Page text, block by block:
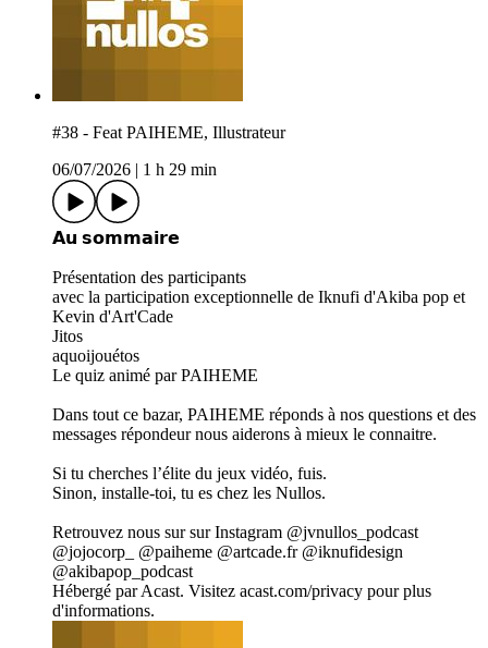
#38 - Feat PAIHEME, Illustrateur
06/07/2026
1 h 29 min
𝗔𝘂 𝘀𝗼𝗺𝗺𝗮𝗶𝗿𝗲
Présentation des participants
avec la participation exceptionnelle de Iknufi d'Akiba pop et
Kevin d'Art'Cade
Jitos
aquoijouétos
Le quiz animé par PAIHEME
Dans tout ce bazar, PAIHEME réponds à nos questions et des
messages répondeur nous aiderons à mieux le connaitre.
Si tu cherches l’élite du jeux vidéo, fuis.
Sinon, installe-toi, tu es chez les Nullos.
Retrouvez nous sur sur Instagram @jvnullos_podcast
@jojocorp_ @paiheme @artcade.fr @iknufidesign
@akibapop_podcast
Hébergé par Acast. Visitez acast.com/privacy pour plus
d'informations.